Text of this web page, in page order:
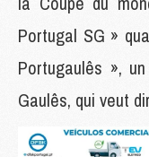
Portugal SG »
Portugaulês »,
Gaulês, qui veut